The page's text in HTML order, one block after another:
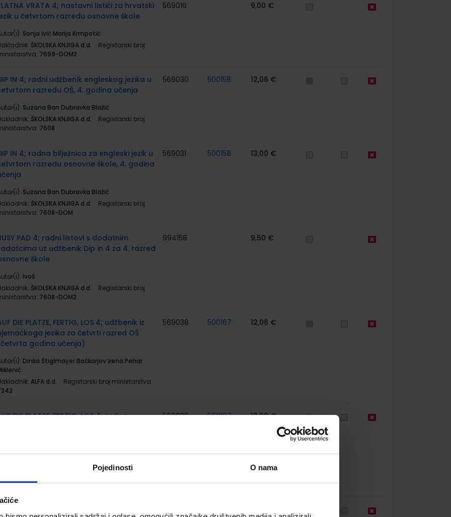
Pojedinosti O nama
VRATA 4; nastavni listići za hrvatski
u četvrtom razredu osnovne škole
Sonja Ivić Marija Krmpotić
ŠKOLSKA KNJIGA d.d.
Registarski broj
7699-DOM2
569016 9,00 €
IN 4; radni udžbenik engleskog jezika u
razredu OŠ, 4. godina učenja
Suzana Ban Dubravka Blažić
ŠKOLSKA KNJIGA d.d.
Registarski broj
7608
569030 500158 12,06 €
IN 4; radna bilježnica za engleski jezik u
razredu osnovne škole, 4. godina
Suzana Ban Dubravka Blažić
ŠKOLSKA KNJIGA d.d.
Registarski broj
7608-DOM
569031 500158 13,00 €
PAD 4; radni listovi s dodatnim
uz udžbenik Dip in 4 za 4. razred
škole
Ivoš
ŠKOLSKA KNJIGA d.d.
Registarski broj
7608-DOM2
994158 9,50 €
DIE PLATZE, FERTIG, LOS 4; udžbenik iz
jezika za četvrti razred OŠ
godina učenja)
Dinka Štiglmayer Bočkarjov Irena Pehar
ALFA d.d.
Registarski broj ministarstva:
569038 500167 12,06 €
DIE PLATZE, FERTIG, LOS 4; radna
Dinka Štiglmayer Bočkarjov Irena Pehar
DOM
569039 500167 12,00 €